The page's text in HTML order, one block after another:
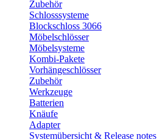
Zubehör
Schlosssysteme
Blockschloss 3066
Möbelschlösser
Möbelsysteme
Kombi-Pakete
Vorhängeschlösser
Zubehör
Werkzeuge
Batterien
Knäufe
Adapter
Systemübersicht & Release notes